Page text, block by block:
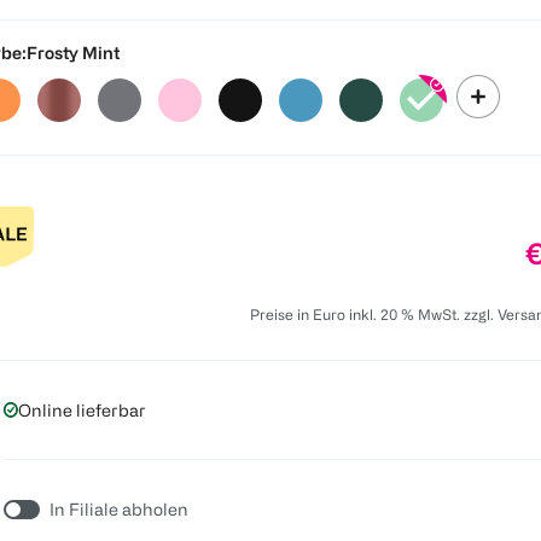
Frosty Mint
Preise in Euro inkl. 20 % MwSt. zzgl.
Online lieferbar
In Filiale abholen